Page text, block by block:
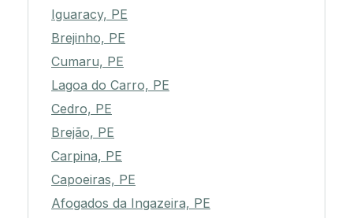
Iguaracy, PE
Brejinho, PE
Cumaru, PE
Lagoa do Carro, PE
Cedro, PE
Brejão, PE
Carpina, PE
Capoeiras, PE
Afogados da Ingazeira, PE